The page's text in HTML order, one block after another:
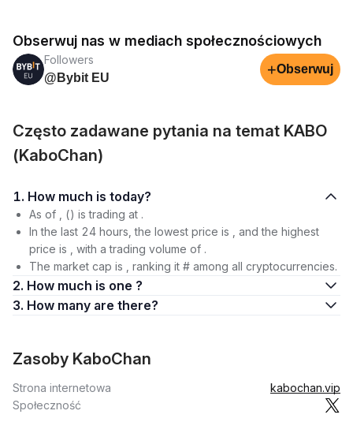
Obserwuj nas w mediach społecznościowych
Followers
@Bybit EU
+Obserwuj
Często zadawane pytania na temat KABO
(KaboChan)
1. How much is today?
As of , () is trading at .
In the last 24 hours, the lowest price is , and the highest
price is , with a trading volume of .
The market cap is , ranking it # among all cryptocurrencies.
2. How much is one ?
3. How many are there?
Zasoby KaboChan
Strona internetowa
kabochan.vip
Społeczność